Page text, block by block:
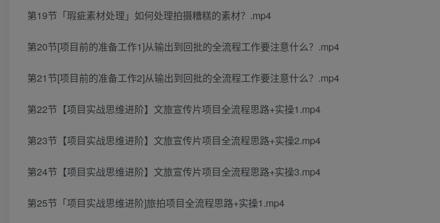
第19节「瑕疵素材处理」如何处理拍摄糟糕的素材？.mp4
第20节[项目前的准备工作1]从输出到回批的全流程工作要注意什么？.mp4
第21节[项目前的准备工作2]从输出到回批的全流程工作要注意什么？.mp4
第22节【项目实战思维进阶】文旅宣传片项目全流程思路+实操1.mp4
第23节【项目实战思维进阶】文旅宣传片项目全流程思路+实操2.mp4
第24节【项目实战思维进阶】文旅宣传片项目全流程思路+实操3.mp4
第25节「项目实战思维进阶]旅拍项目全流程思路+实操1.mp4